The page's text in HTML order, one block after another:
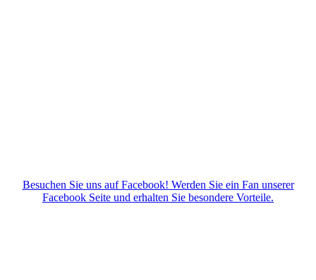
Besuchen Sie uns auf Facebook! Werden Sie ein Fan unserer
Facebook Seite und erhalten Sie besondere Vorteile.